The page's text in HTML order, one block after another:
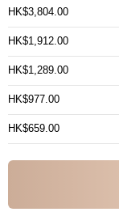
HK$3,804.00
HK$1,912.00
HK$1,289.00
HK$977.00
HK$659.00